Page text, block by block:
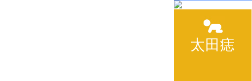
太田痣